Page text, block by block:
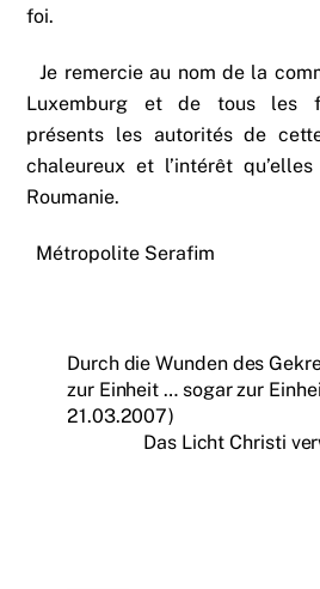
foi.
Je remercie au nom de la
Luxemburg et de tous les
présents les autorités de
chaleureux et l’intérêt
Roumanie.
Métropolite Serafim
Durch die Wunden des
zur Einheit … sogar zur
21.03.2007)
Das Licht Christi